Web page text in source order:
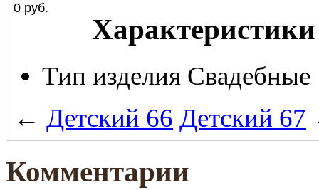
0 руб.
Характеристики
Тип изделия Свадебные
← Детский 66 Детский 67
Комментарии